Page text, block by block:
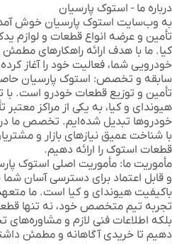
درباره ما - استوک پارسیان
به وب‌سایت استوک پارسیان خوش
تأمین و عرضه انواع قطعات و لوازم
کیا. ما با هدف ارائه راهکارهای
خودرویی شما، فعالیت خود را آغاز
سابقه و تخصص: استوک پارسیان
تأمین و توزیع قطعات خودرو است. با
هیوندای و کیا، به یکی از مراکز
خودروها تبدیل شده‌ایم. تخصص ما در
با شناخت عمیق نیازهای بازار و
قطعات استوک را ارائه دهیم.
مأموریت ما: مأموریت اصلی استوک
و قابل اعتماد برای دسترسی آسان
باکیفیت هیوندای و کیا است. ما
تجربه تیم متخصص خود، نه تنها
بلکه اطلاعات فنی لازم و مشاوره‌های
دهیم تا خریدی آگاهانه و مطمئن